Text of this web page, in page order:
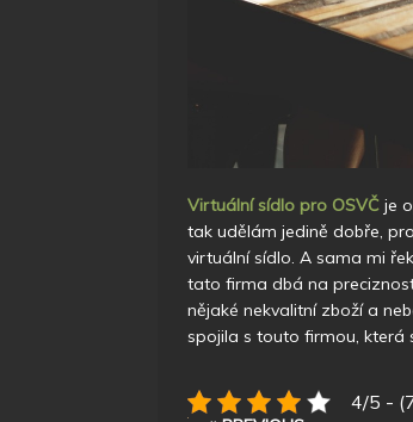
Virtuální sídlo pro OSVČ je
tak udělám jedině dobře,
virtuální sídlo. A sama mi
tato firma dbá na
nějaké nekvalitní zboží a
spojila s touto firmou, která
4/5 -